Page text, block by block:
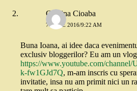
Cristina Cioaba
7 IULIE 2016/9:22 AM
Buna Ioana, ai idee daca
exclusiv bloggerilor? Eu am un
https://www.youtube.com/channel/
k-fw1GJd7Q, m-am inscris cu
invitatie, insa nu am primit nici un